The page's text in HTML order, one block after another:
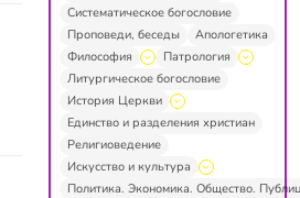
Систематическое богословие
Проповеди, беседы
Апологетика
Философия
Патрология
Литургическое богословие
История Церкви
Единство и разделения христиан
Религиоведение
Искусство и культура
Политика. Экономика. Общество.